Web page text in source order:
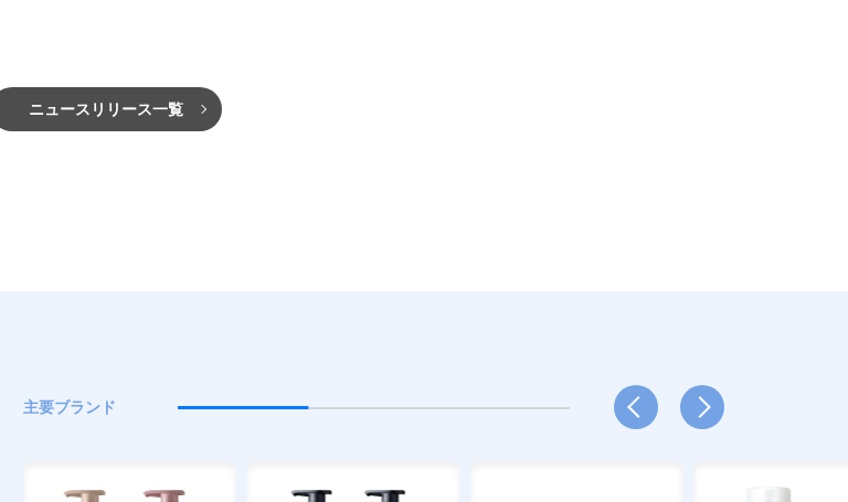
ニュースリリース一覧
主要ブランド